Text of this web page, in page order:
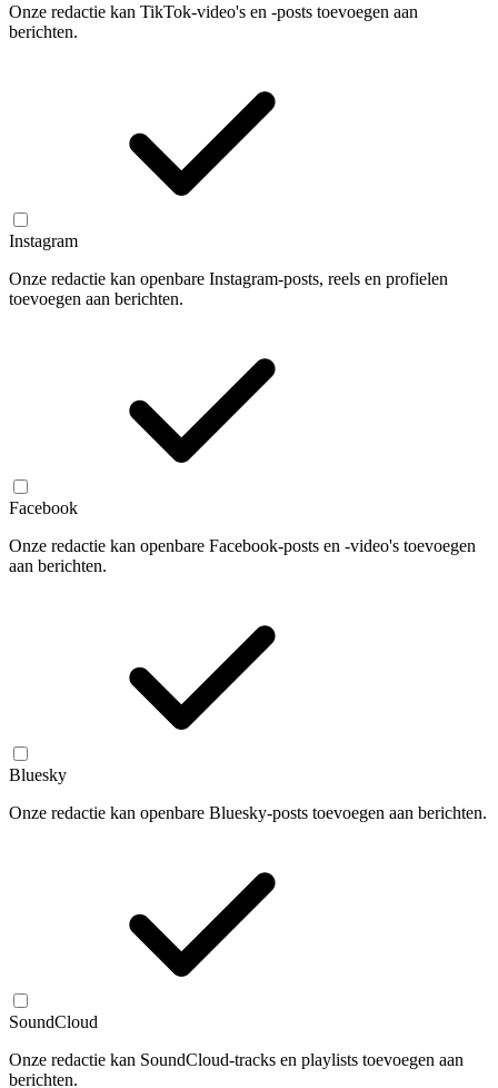
Onze redactie kan TikTok-video's en -posts toevoegen aan
berichten.
Instagram
Onze redactie kan openbare Instagram-posts, reels en profielen
toevoegen aan berichten.
Facebook
Onze redactie kan openbare Facebook-posts en -video's toevoegen
aan berichten.
Bluesky
Onze redactie kan openbare Bluesky-posts toevoegen aan berichten.
SoundCloud
Onze redactie kan SoundCloud-tracks en playlists toevoegen aan
berichten.